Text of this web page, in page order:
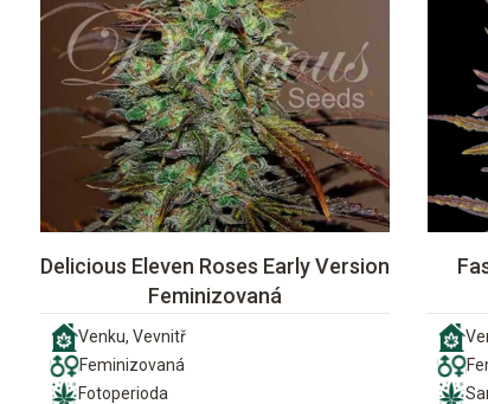
Delicious Eleven Roses Early Version
Feminizovaná
Venku, Vevnitř
Feminizovaná
Fotoperioda